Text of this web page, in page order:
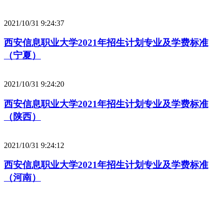
2021/10/31 9:24:37
西安信息职业大学2021年招生计划专业及学费标准
（宁夏）
2021/10/31 9:24:20
西安信息职业大学2021年招生计划专业及学费标准
（陕西）
2021/10/31 9:24:12
西安信息职业大学2021年招生计划专业及学费标准
（河南）